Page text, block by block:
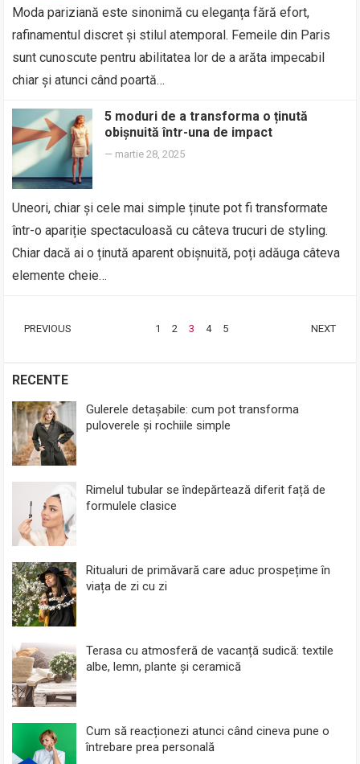
Moda pariziană este sinonimă cu eleganța fără efort,
rafinamentul discret și stilul atemporal. Femeile din Paris
sunt cunoscute pentru abilitatea lor de a arăta impecabil
chiar și atunci când poartă…
5 moduri de a transforma o ținută
obișnuită într-una de impact
— martie 28, 2025
Uneori, chiar și cele mai simple ținute pot fi transformate
într-o apariție spectaculoasă cu câteva trucuri de styling.
Chiar dacă ai o ținută aparent obișnuită, poți adăuga câteva
elemente cheie…
PAGINAȚIE
PREVIOUS 1 2 3 4 5 NEXT
RECENTE
Gulerele detașabile: cum pot transforma
puloverele și rochiile simple
Rimelul tubular se îndepărtează diferit față de
formulele clasice
Ritualuri de primăvară care aduc prospețime în
viața de zi cu zi
Terasa cu atmosferă de vacanță sudică: textile
albe, lemn, plante și ceramică
Cum să reacționezi atunci când cineva pune o
întrebare prea personală